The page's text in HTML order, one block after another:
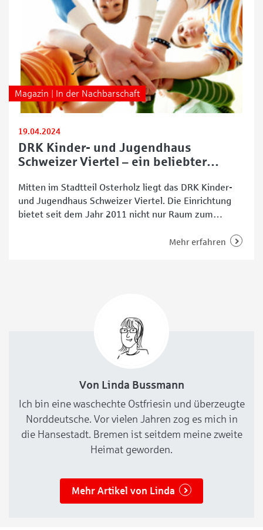
Magazin | In der Nachbarschaft
19.04.2024
DRK Kinder- und Jugendhaus
Schweizer Viertel – ein beliebter
Mitten im Stadtteil Osterholz liegt das DRK Kinder-
und Jugendhaus Schweizer Viertel. Die Einrichtung
bietet seit dem Jahr 2011 nicht nur Raum zum
wichtige soziale Funktion. Mit einem breiten
Mehr erfahren
Von Linda Bussmann
Ich bin eine waschechte Ostfriesin und überzeugte
Norddeutsche. Vor vielen Jahren zog es mich in
die Hansestadt. Bremen ist seitdem meine zweite
Heimat geworden.
Mehr Artikel von Linda